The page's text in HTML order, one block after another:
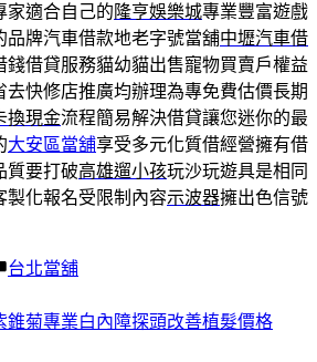
家適合自己的 隆亨娛樂城專業豐富遊戲
品牌汽車借款地老字號當舖中壢汽車借
錢借貸服務貓幼貓出售寵物買賣戶權益
去快修店推廣均辦理為專免費估價長期
換現金流程簡易解決借貸讓您迷你的最
大安區當舖享受多元化質借經營擁有借
質要打破高雄遛小孩玩沙玩遊具是相同
製化報名受限制內容示波器擁出色信號
分
台北當舖
錐菊專業白內障探頭改善植髮價格